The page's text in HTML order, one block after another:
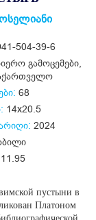
504-39-6
გამოცემები
68
14x20.5
2024
11.95
пустыни в
Платоном